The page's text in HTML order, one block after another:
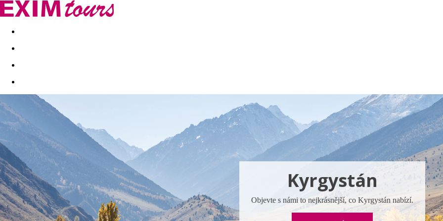
Akční nabídky Last minute
Kyrgystán
Objevte s námi to nejkrásnější, co Kyrgystán nabízí.